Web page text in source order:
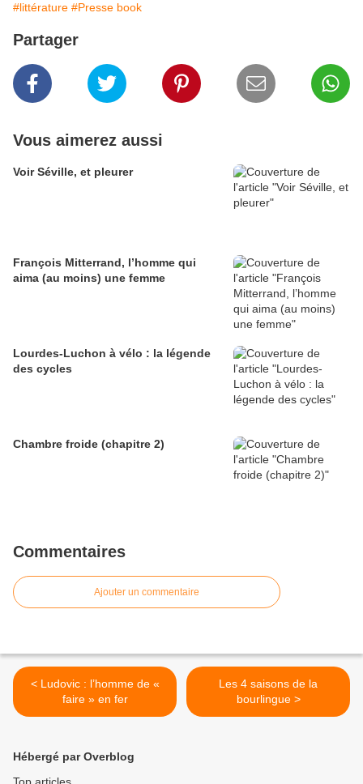
#littérature #Presse book
Partager
Vous aimerez aussi
Voir Séville, et pleurer
François Mitterrand, l’homme qui
aima (au moins) une femme
Lourdes-Luchon à vélo : la légende
des cycles
Chambre froide (chapitre 2)
Commentaires
Ajouter un commentaire
< Ludovic : l’homme de «
faire » en fer
Les 4 saisons de la
bourlingue >
Hébergé par Overblog